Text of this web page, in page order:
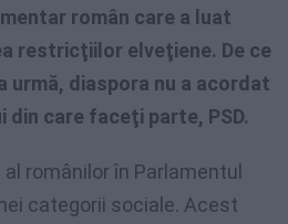
român care a luat
restricţiilor elveţiene. De ce
urmă, diaspora nu a acordat
care faceţi parte, PSD.
românilor în Parlamentul
categorii sociale. Acest